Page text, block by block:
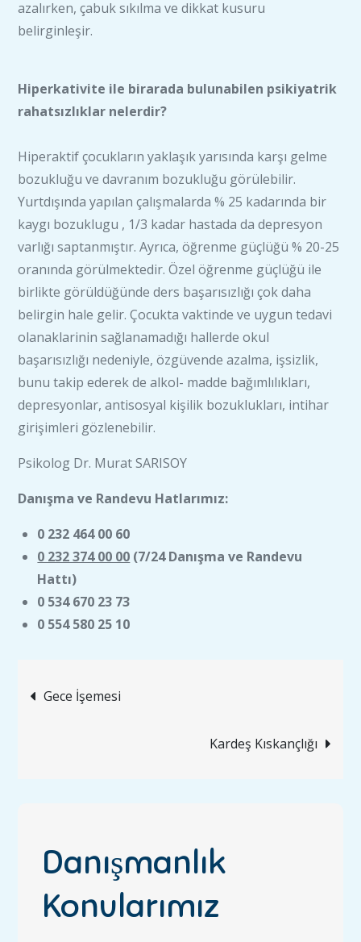
azalırken, çabuk sıkılma ve dikkat kusuru
belirginleşir.
Hiperkativite ile birarada bulunabilen psikiyatrik
rahatsızlıklar nelerdir?
Hiperaktif çocukların yaklaşık yarısında karşı gelme
bozukluğu ve davranım bozukluğu görülebilir.
Yurtdışında yapılan çalışmalarda % 25 kadarında bir
kaygı bozuklugu , 1/3 kadar hastada da depresyon
varlığı saptanmıştır. Ayrıca, öğrenme güçlüğü % 20-25
oranında görülmektedir. Özel öğrenme güçlüğü ile
birlikte görüldüğünde ders başarısızlığı çok daha
belirgin hale gelir. Çocukta vaktinde ve uygun tedavi
olanaklarinin sağlanamadığı hallerde okul
başarısızlığı nedeniyle, özgüvende azalma, işsizlik,
bunu takip ederek de alkol- madde bağımlılıkları,
depresyonlar, antisosyal kişilik bozuklukları, intihar
girişimleri gözlenebilir.
Psikolog Dr. Murat SARISOY
Danışma ve Randevu Hatlarımız:
0 232 464 00 60
0 232 374 00 00 (7/24 Danışma ve Randevu
Hattı)
0 534 670 23 73
0 554 580 25 10
Yazı
Gece İşemesi
Kardeş Kıskançlığı
Danışmanlık
Konularımız